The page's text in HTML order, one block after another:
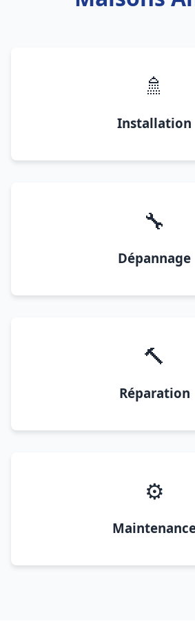
🚿
Installation
🔧
Dépannage
🔨
Réparation
⚙️